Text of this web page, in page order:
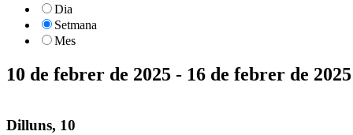
Dia
Setmana
Mes
10 de febrer de 2025 - 16 de febrer de 2025
Dilluns, 10